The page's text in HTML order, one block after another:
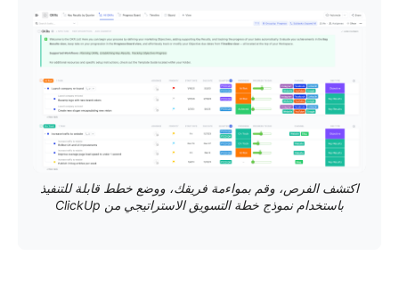
اكتشف الفرص، وقم بمواءمة فريقك، ووضع خطط قابلة للتنفيذ
باستخدام نموذج خطة التسويق الاستراتيجي من ClickUp